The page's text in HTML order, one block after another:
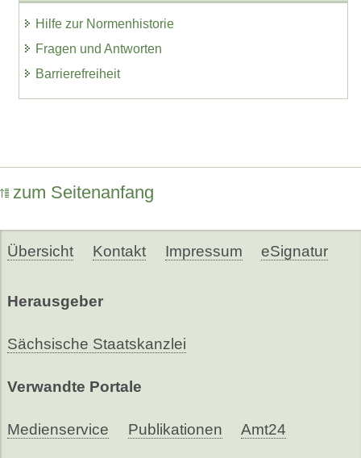
Hilfe zur Normenhistorie
Fragen und Antworten
Barrierefreiheit
zum Seitenanfang
Übersicht Kontakt Impressum eSignatur
Herausgeber
Sächsische Staatskanzlei
Verwandte Portale
Medienservice Publikationen Amt24